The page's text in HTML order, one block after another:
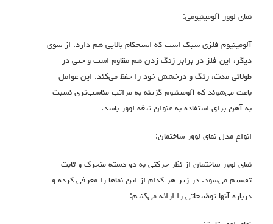
نمای لوور آلومینیومی:
آلومینیوم فلزی سبک است که استحکام بالایی هم دارد. از سوی
دیگر، این فلز در برابر زنگ زدن هم مقاوم است و حتی در
طولانی مدت، رنگ و درخشش خود را حفظ می‌کند. این عوامل
باعث می‌شوند که آلومینیوم گزینه به مراتب مناسب‌تری نسبت
به آهن برای استفاده به عنوان تیغه لوور باشد.
انواع مدل نمای لوور ساختمان:
نمای لوور ساختمان از نظر حرکتی به دو دسته متحرک و ثابت
تقسیم می‌شود. در زیر هر کدام از این نماها را معرفی کرده و
درباره آنها توضیحاتی را ارائه می‌کنیم: